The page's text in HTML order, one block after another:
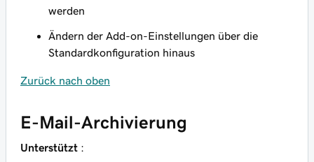
werden
Ändern der Add-on-Einstellungen über die
Standardkonfiguration hinaus
Zurück nach oben
E-Mail-Archivierung
Unterstützt :